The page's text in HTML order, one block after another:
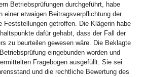
Betriebsprüfungen durchgeführt, habe
einer etwaigen Beitragsverpflichtung der
Feststellungen getroffen. Die Klägerin habe
dafür gehabt, dass der Fall der
zu beurteilen gewesen wäre. Die Beklagte
eingebunden worden und
Fragebogen ausgefüllt. Sie sei
und die rechtliche Bewertung des